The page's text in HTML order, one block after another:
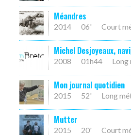
Méandres
2014 06' Court
Michel Desjoyeaux,
2008 01h44 Long
Mon journal quotidien
2015 52' Long
Mutter
2015 20' Court